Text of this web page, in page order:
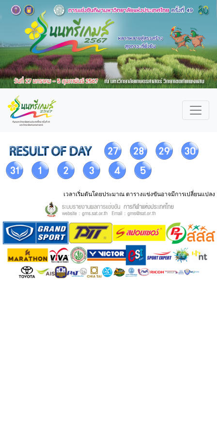
เวลาเริ่มตันโดยประมาณ ตารางแข่งขันอาจมีการเปลี่ยนแปลง